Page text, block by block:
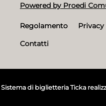
Powered by Proedi
Regolamento
Contatti
Sistema di biglietteria Ticka